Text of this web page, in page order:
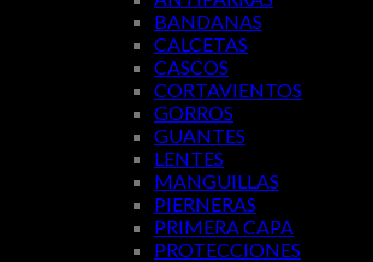
BANDANAS
CALCETAS
CASCOS
CORTAVIENTOS
GORROS
GUANTES
LENTES
MANGUILLAS
PIERNERAS
PRIMERA CAPA
PROTECCIONES